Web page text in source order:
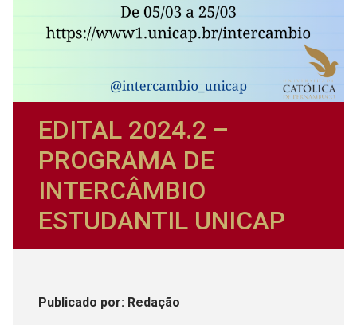
EDITAL 2024.2 –
PROGRAMA DE
INTERCÂMBIO
ESTUDANTIL UNICAP
Publicado por: Redação